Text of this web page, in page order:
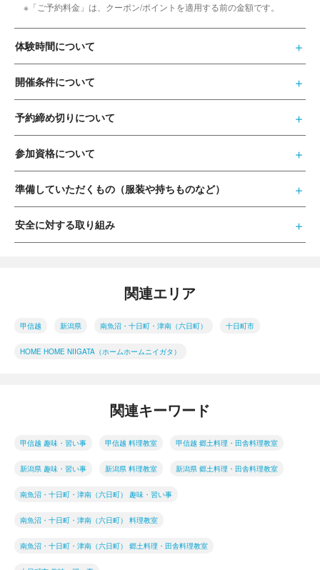
※「ご予約料金」は、クーポン/ポイントを適用する前の金額です。
体験時間について
開催条件について
予約締め切りについて
参加資格について
準備していただくもの（服装や持ちものなど）
安全に対する取り組み
関連エリア
甲信越 新潟県 南魚沼・十日町・津南（六日町） 十日町市
HOME HOME NIIGATA（ホームホームニイガタ）
関連キーワード
甲信越 趣味・習い事 甲信越 料理教室 甲信越 郷土料理・田舎料理教室
新潟県 趣味・習い事 新潟県 料理教室 新潟県 郷土料理・田舎料理教室
南魚沼・十日町・津南（六日町） 趣味・習い事
南魚沼・十日町・津南（六日町） 料理教室
南魚沼・十日町・津南（六日町） 郷土料理・田舎料理教室